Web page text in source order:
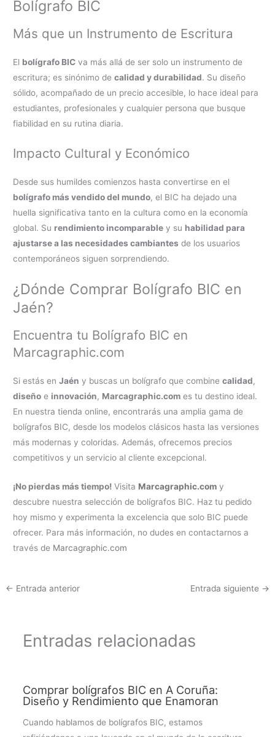
Bolígrafo BIC
Más que un Instrumento de Escritura
El bolígrafo BIC va más allá de ser solo un instrumento de
escritura; es sinónimo decalidad y durabilidad. Su diseño
sólido, acompañado de un precio accesible, lo hace ideal para
estudiantes, profesionales y cualquier persona que busque
fiabilidad en su rutina diaria.
Impacto Cultural y Económico
Desde sus humildes comienzos hasta convertirse en el
bolígrafo más vendido del mundo, el BIC ha dejado una
huella significativa tanto en la cultura como en la economía
global. Su rendimiento incomparable y su habilidad para
ajustarse a las necesidades cambiantes de los usuarios
contemporáneos siguen sorprendiendo.
¿Dónde Comprar Bolígrafo BIC en
Jaén?
Encuentra tu Bolígrafo BIC en
Marcagraphic.com
Si estás enJaén y buscas un bolígrafo que combinecalidad,
diseño e innovación, Marcagraphic.com es tu destino ideal.
En nuestra tienda online, encontrarás una amplia gama de
bolígrafos BIC, desde los modelos clásicos hasta las versiones
más modernas y coloridas. Además, ofrecemos precios
competitivos y un servicio al cliente excepcional.
¡No pierdas más tiempo! Visita Marcagraphic.com y
descubre nuestra selección de bolígrafos BIC. Haz tu pedido
hoy mismo y experimenta la excelencia que solo BIC puede
ofrecer. Para más información, no dudes en contactarnos a
través de Marcagraphic.com
← Entrada anterior Entrada siguiente →
Entradas relacionadas
Comprar bolígrafos BIC en A Coruña:
Diseño y Rendimiento que Enamoran
Cuando hablamos de bolígrafos BIC, estamos